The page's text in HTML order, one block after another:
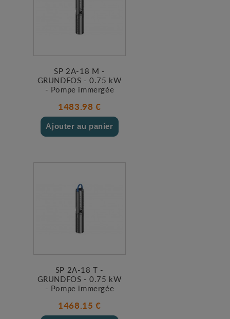
SP 2A-18 M -
GRUNDFOS - 0.75 kW
- Pompe immergée
1483.98 €
Ajouter au panier
SP 2A-18 T -
GRUNDFOS - 0.75 kW
- Pompe immergée
1468.15 €